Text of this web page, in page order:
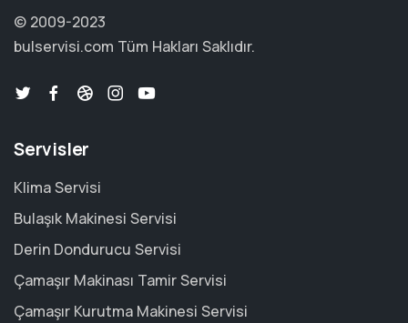
© 2009-2023
bulservisi.com Tüm Hakları Saklıdır.
Servisler
Klima Servisi
Bulaşık Makinesi Servisi
Derin Dondurucu Servisi
Çamaşır Makinası Tamir Servisi
Çamaşır Kurutma Makinesi Servisi